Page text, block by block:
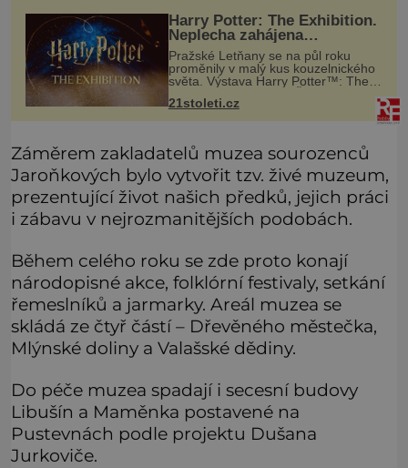
Harry Potter: The Exhibition.
Neplecha zahájena…
Pražské Letňany se na půl roku
proměnily v malý kus kouzelnického
světa. Výstava Harry Potter™: The
originální filmové kostýmy a rekvizity,
Bradavice, Hagridovu chýši i uč
21stoleti.cz
Záměrem zakladatelů muzea sourozenců
Jaroňkových bylo vytvořit tzv. živé muzeum,
prezentující život našich předků, jejich práci
i zábavu v nejrozmanitějších podobách.
Během celého roku se zde proto konají
národopisné akce, folklórní festivaly, setkání
řemeslníků a jarmarky. Areál muzea se
skládá ze čtyř částí – Dřevěného městečka,
Mlýnské doliny a Valašské dědiny.
Do péče muzea spadají i secesní budovy
Libušín a Maměnka postavené na
Pustevnách podle projektu Dušana
Jurkoviče.